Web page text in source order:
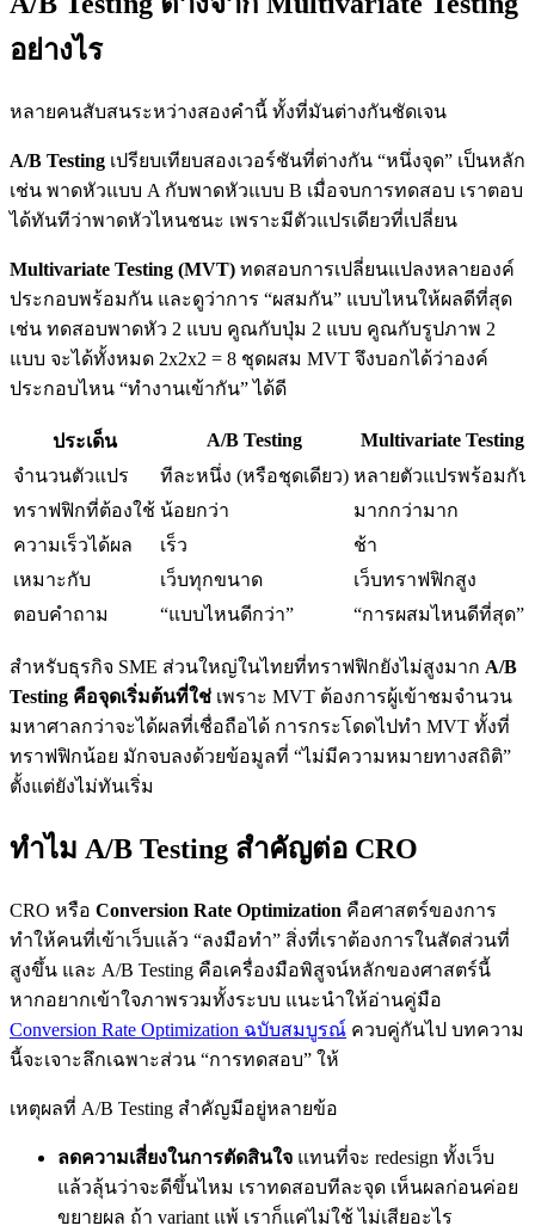
อย่างไร
หลายคนสับสนระหว่างสองคำนี้ ทั้งที่มันต่างกันชัดเจน
A/B Testing เปรียบเทียบสองเวอร์ชันที่ต่างกัน “หนึ่งจุด” เป็นหลัก
เช่น พาดหัวแบบ A กับพาดหัวแบบ B เมื่อจบการทดสอบ เราตอบ
ได้ทันทีว่าพาดหัวไหนชนะ เพราะมีตัวแปรเดียวที่เปลี่ยน
Multivariate Testing (MVT) ทดสอบการเปลี่ยนแปลงหลายองค์
ประกอบพร้อมกัน และดูว่าการ “ผสมกัน” แบบไหนให้ผลดีที่สุด
เช่น ทดสอบพาดหัว 2 แบบ คูณกับปุ่ม 2 แบบ คูณกับรูปภาพ 2
แบบ จะได้ทั้งหมด 2x2x2 = 8 ชุดผสม MVT จึงบอกได้ว่าองค์
ประกอบไหน “ทำงานเข้ากัน” ได้ดี
ประเด็น A/B Testing
Multivariate Testing
จำนวนตัวแปร
ทีละหนึ่ง (หรือชุดเดียว) หลายตัวแปรพร้อมกัน
ทราฟฟิกที่ต้องใช้ น้อยกว่า
มากกว่ามาก
ความเร็วได้ผล
เร็ว
ช้า
เหมาะกับ
เว็บทุกขนาด
เว็บทราฟฟิกสูง
ตอบคำถาม
“แบบไหนดีกว่า” “การผสมไหนดีที่สุด”
สำหรับธุรกิจ SME ส่วนใหญ่ในไทยที่ทราฟฟิกยังไม่สูงมาก A/B
Testing คือจุดเริ่มต้นที่ใช่ เพราะ MVT ต้องการผู้เข้าชมจำนวน
มหาศาลกว่าจะได้ผลที่เชื่อถือได้ การกระโดดไปทำ MVT ทั้งที่
ทราฟฟิกน้อย มักจบลงด้วยข้อมูลที่ “ไม่มีความหมายทางสถิติ”
ตั้งแต่ยังไม่ทันเริ่ม
ทำไม A/B Testing สำคัญต่อ CRO
CRO หรือ Conversion Rate Optimization คือศาสตร์ของการ
ทำให้คนที่เข้าเว็บแล้ว “ลงมือทำ” สิ่งที่เราต้องการในสัดส่วนที่
สูงขึ้น และ A/B Testing คือเครื่องมือพิสูจน์หลักของศาสตร์นี้
หากอยากเข้าใจภาพรวมทั้งระบบ แนะนำให้อ่านคู่มือ
Conversion Rate Optimization ฉบับสมบูรณ์ ควบคู่กันไป บทความ
นี้จะเจาะลึกเฉพาะส่วน “การทดสอบ” ให้
เหตุผลที่ A/B Testing สำคัญมีอยู่หลายข้อ
ลดความเสี่ยงในการตัดสินใจ แทนที่จะ redesign ทั้งเว็บ
แล้วลุ้นว่าจะดีขึ้นไหม เราทดสอบทีละจุด เห็นผลก่อนค่อย
ขยายผล ถ้า variant แพ้ เราก็แค่ไม่ใช้ ไม่เสียอะไร